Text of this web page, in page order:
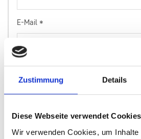
Zustimmung Details
Diese Webseite verwendet Cookies
Wir verwenden Cookies, um Inhalte
E-Mail *
Telefon